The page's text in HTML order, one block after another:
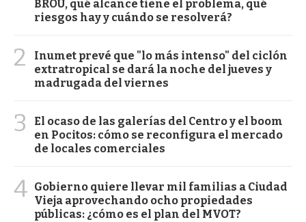
BROU, qué alcance tiene el problema, qué
riesgos hay y cuándo se resolverá?
2
Inumet prevé que "lo más intenso" del ciclón
extratropical se dará la noche del jueves y
madrugada del viernes
3
El ocaso de las galerías del Centro y el boom
en Pocitos: cómo se reconfigura el mercado
de locales comerciales
4 Gobierno quiere llevar mil familias a Ciudad
Vieja aprovechando ocho propiedades
públicas: ¿cómo es el plan del MVOT?